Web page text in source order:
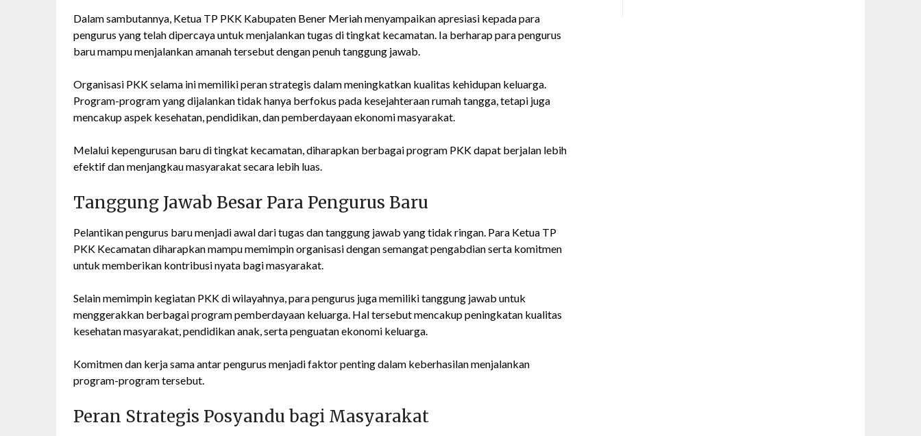
Dalam sambutannya, Ketua TP PKK Kabupaten Bener Meriah menyampaikan apresiasi kepada para
pengurus yang telah dipercaya untuk menjalankan tugas di tingkat kecamatan. Ia berharap para pengurus
baru mampu menjalankan amanah tersebut dengan penuh tanggung jawab.
Organisasi PKK selama ini memiliki peran strategis dalam meningkatkan kualitas kehidupan keluarga.
Program-program yang dijalankan tidak hanya berfokus pada kesejahteraan rumah tangga, tetapi juga
mencakup aspek kesehatan, pendidikan, dan pemberdayaan ekonomi masyarakat.
Melalui kepengurusan baru di tingkat kecamatan, diharapkan berbagai program PKK dapat berjalan lebih
efektif dan menjangkau masyarakat secara lebih luas.
Tanggung Jawab Besar Para Pengurus Baru
Pelantikan pengurus baru menjadi awal dari tugas dan tanggung jawab yang tidak ringan. Para Ketua TP
PKK Kecamatan diharapkan mampu memimpin organisasi dengan semangat pengabdian serta komitmen
untuk memberikan kontribusi nyata bagi masyarakat.
Selain memimpin kegiatan PKK di wilayahnya, para pengurus juga memiliki tanggung jawab untuk
menggerakkan berbagai program pemberdayaan keluarga. Hal tersebut mencakup peningkatan kualitas
kesehatan masyarakat, pendidikan anak, serta penguatan ekonomi keluarga.
Komitmen dan kerja sama antar pengurus menjadi faktor penting dalam keberhasilan menjalankan
program-program tersebut.
Peran Strategis Posyandu bagi Masyarakat